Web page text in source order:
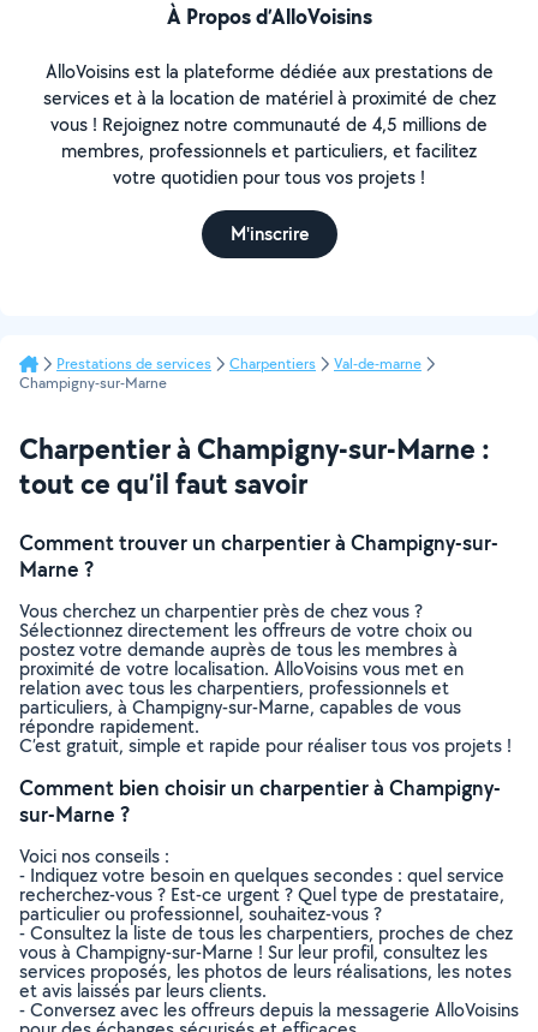
À Propos d’AlloVoisins
AlloVoisins est la plateforme dédiée aux prestations de
services et à la location de matériel à proximité de chez
vous ! Rejoignez notre communauté de 4,5 millions de
membres, professionnels et particuliers, et facilitez
votre quotidien pour tous vos projets !
M'inscrire
Prestations de services Charpentiers
Val-de-marne
Champigny-sur-Marne
Charpentier à Champigny-sur-Marne :
tout ce qu’il faut savoir
Comment trouver un charpentier à Champigny-sur-
Marne ?
Vous cherchez un charpentier près de chez vous ?
Sélectionnez directement les offreurs de votre choix ou
postez votre demande auprès de tous les membres à
proximité de votre localisation. AlloVoisins vous met en
relation avec tous les charpentiers, professionnels et
particuliers, à Champigny-sur-Marne, capables de vous
répondre rapidement.
C’est gratuit, simple et rapide pour réaliser tous vos projets !
Comment bien choisir un charpentier à Champigny-
sur-Marne ?
Voici nos conseils :
- Indiquez votre besoin en quelques secondes : quel service
recherchez-vous ? Est-ce urgent ? Quel type de prestataire,
particulier ou professionnel, souhaitez-vous ?
- Consultez la liste de tous les charpentiers, proches de chez
vous à Champigny-sur-Marne ! Sur leur profil, consultez les
services proposés, les photos de leurs réalisations, les notes
et avis laissés par leurs clients.
- Conversez avec les offreurs depuis la messagerie AlloVoisins